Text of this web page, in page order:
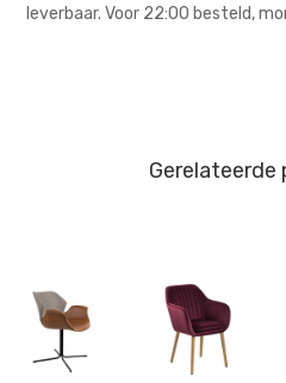
leverbaar. Voor 22:00 besteld,
Gerelateerde